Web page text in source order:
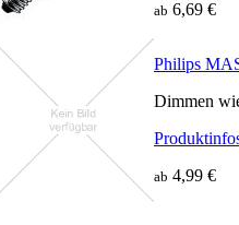
ab 6,69 €
Philips
Dimmen
ab 4,99 €